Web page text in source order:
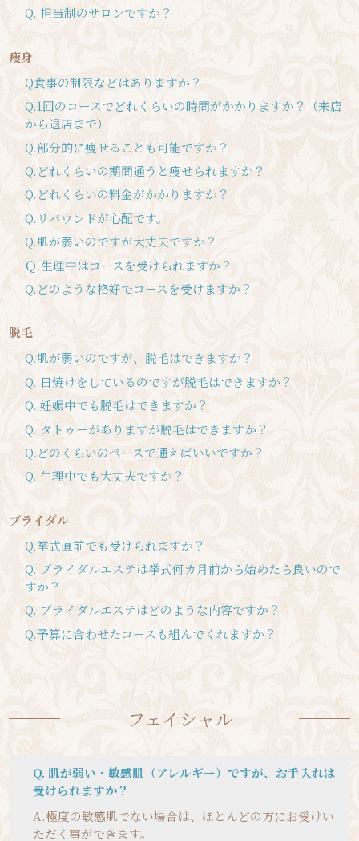
Q. 担当制のサロンですか？
痩身
Q食事の制限などはありますか？
Q.1回のコースでどれくらいの時間がかかりますか？（来店
から退店まで）
Q.部分的に痩せることも可能ですか？
Q.どれくらいの期間通うと痩せられますか？
Q.どれくらいの料金がかかりますか？
Q.リバウンドが心配です。
Q.肌が弱いのですが大丈夫ですか？
Ｑ.生理中はコースを受けられますか？
Q.どのような格好でコースを受けますか？
脱毛
Q.肌が弱いのですが、脱毛はできますか？
Q. 日焼けをしているのですが脱毛はできますか？
Q. 妊娠中でも脱毛はできますか？
Q. タトゥーがありますが脱毛はできますか？
Q.どのくらいのペースで通えばいいですか？
Q. 生理中でも大丈夫ですか？
ブライダル
Q.挙式直前でも受けられますか？
Q. ブライダルエステは挙式何カ月前から始めたら良いので
すか？
Q. ブライダルエステはどのような内容ですか？
Q.予算に合わせたコースも組んでくれますか？
フェイシャル
Q. 肌が弱い・敏感肌（アレルギー）ですが、お手入れは
受けられますか？
A.極度の敏感肌でない場合は、ほとんどの方にお受けい
ただく事ができます。